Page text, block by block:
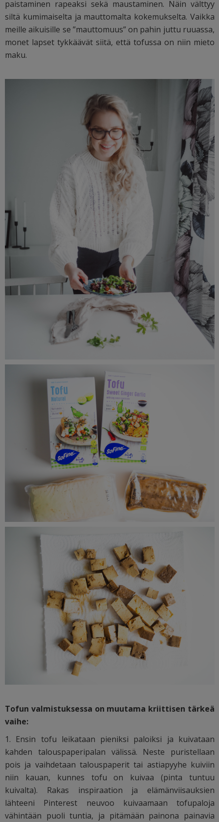
paistaminen rapeaksi sekä maustaminen. Näin välttyy
siltä kumimaiselta ja mauttomalta kokemukselta. Vaikka
meille aikuisille se ”mauttomuus” on pahin juttu ruuassa,
monet lapset tykkäävät siitä, että tofussa on niin mieto
maku.
Tofun valmistuksessa on muutama kriittisen tärkeä
vaihe:
1. Ensin tofu leikataan pieniksi paloiksi ja kuivataan
kahden talouspaperipalan välissä. Neste puristellaan
pois ja vaihdetaan talouspaperit tai astiapyyhe kuiviin
niin kauan, kunnes tofu on kuivaa (pinta tuntuu
kuivalta). Rakas inspiraation ja elämänviisauksien
lähteeni Pinterest neuvoo kuivaamaan tofupaloja
vähintään puoli tuntia, ja pitämään painona painavia